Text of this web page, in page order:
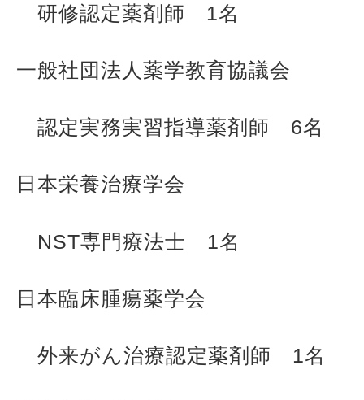
研修認定薬剤師 1名
一般社団法人薬学教育協議会
認定実務実習指導薬剤師 6名
日本栄養治療学会
NST専門療法士 1 名
日本臨床腫瘍薬学会
外来がん治療認定薬剤師 1名